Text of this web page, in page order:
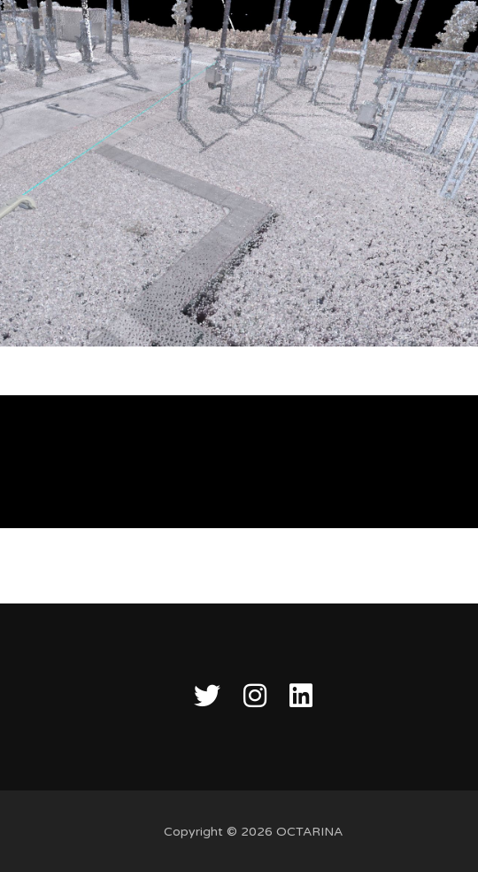
Copyright © 2026 OCTARINA